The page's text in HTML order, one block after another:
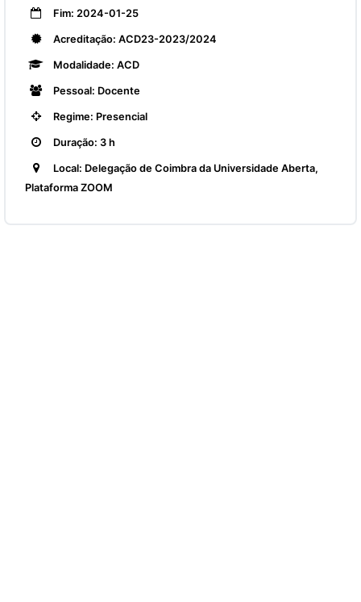
Fim: 2024-01-25
Acreditação: ACD23-2023/2024
Modalidade: ACD
Pessoal: Docente
Regime: Presencial
Duração: 3 h
Local: Delegação de Coimbra da Universidade Aberta,
Plataforma ZOOM